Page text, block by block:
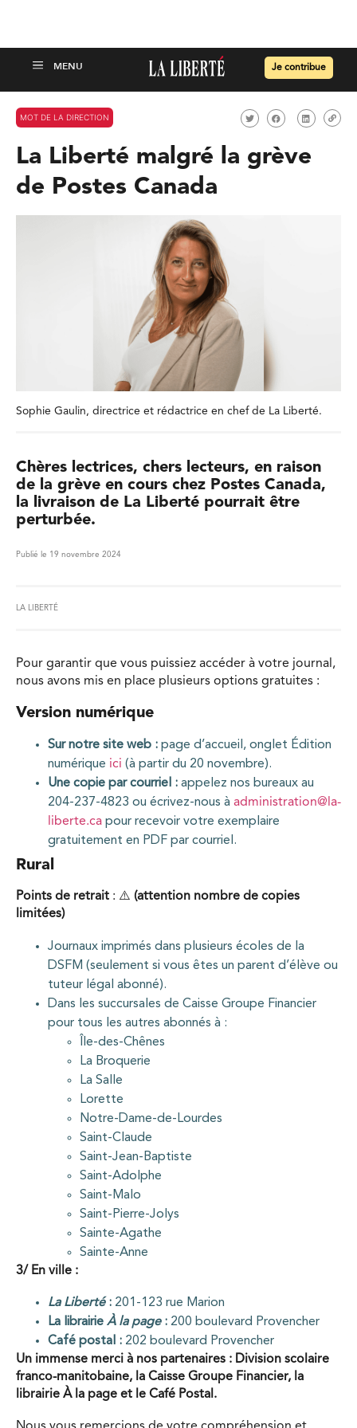
Je contribue
MOT DE LA DIRECTION
La Liberté malgré la grève
de Postes Canada
Sophie Gaulin, directrice et rédactrice en chef de La Liberté.
Chères lectrices, chers lecteurs, en raison
de la grève en cours chez Postes Canada,
la livraison de La Liberté pourrait être
perturbée.
Publié le 19 novembre 2024
LA LIBERTÉ
Pour garantir que vous puissiez accéder à votre journal,
nous avons mis en place plusieurs options gratuites :
Version numérique
Sur notre site web : page d’accueil, onglet Édition
numérique ici (à partir du 20 novembre).
Une copie par courriel : appelez nos bureaux au
204-237-4823 ou écrivez-nous à administration@la-
liberte.ca pour recevoir votre exemplaire
gratuitement en PDF par courriel.
Rural
Points de retrait : ⚠️ (attention nombre de copies
limitées)
Journaux imprimés dans plusieurs écoles de la
DSFM (seulement si vous êtes un parent d’élève ou
tuteur légal abonné).
Dans les succursales de Caisse Groupe Financier
pour tous les autres abonnés à :
Île-des-Chênes
La Broquerie
La Salle
Lorette
Notre-Dame-de-Lourdes
Saint-Claude
Saint-Jean-Baptiste
Saint-Adolphe
Saint-Malo
Saint-Pierre-Jolys
Sainte-Agathe
Sainte-Anne
3/ En ville :
La Liberté : 201-123 rue Marion
La librairie À la page: 200 boulevard Provencher
Café postal : 202 boulevard Provencher
Un immense merci à nos partenaires : Division scolaire
franco-manitobaine, la Caisse Groupe Financier, la
librairie À la page et le Café Postal.